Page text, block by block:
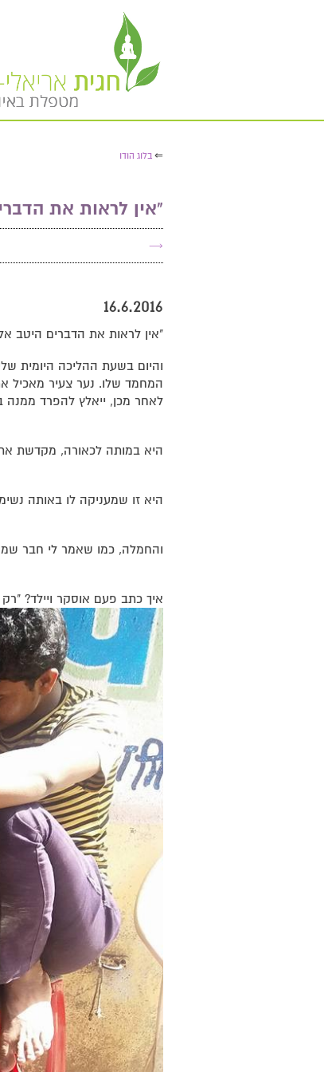
⇐ בלוג הודו
​"אין לראות את
→
16.6.2016
"אין לראות את הדברים היטב
והיום בשעת ההליכה היומית
המחמד שלו. נער צעיר מאכיל
לאחר מכן, ייאלץ להפרד
היא במותה לכאורה, מקדשת את
היא זו שמעניקה לו באותה
והחמלה, כמו שאמר לי חבר
איך כתב פעם אוסקר ויילד?